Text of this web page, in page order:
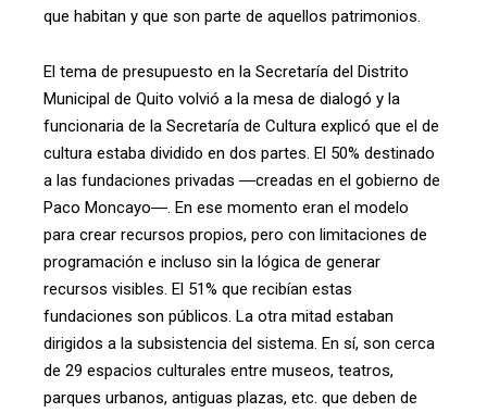
que habitan y que son parte de aquellos patrimonios.
El tema de presupuesto en la Secretaría del Distrito
Municipal de Quito volvió a la mesa de dialogó y la
funcionaria de la Secretaría de Cultura explicó que el de
cultura estaba dividido en dos partes. El 50% destinado
a las fundaciones privadas ―creadas en el gobierno de
Paco Moncayo―. En ese momento eran el modelo
para crear recursos propios, pero con limitaciones de
programación e incluso sin la lógica de generar
recursos visibles. El 51% que recibían estas
fundaciones son públicos. La otra mitad estaban
dirigidos a la subsistencia del sistema. En sí, son cerca
de 29 espacios culturales entre museos, teatros,
parques urbanos, antiguas plazas, etc. que deben de